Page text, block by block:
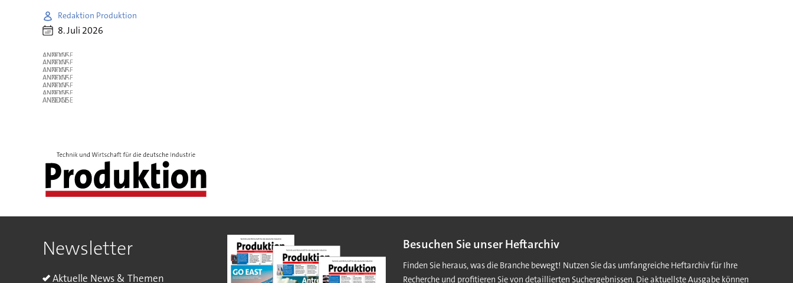
Redaktion Produktion
8. Juli 2026
ANZEIGE
ANZEIGE
ANZEIGE
ANZEIGE
ANZEIGE
ANZEIGE
ANZEIGE
Newsletter
Aktuelle News & Themen
Besuchen Sie unser Heftarchiv
Finden Sie heraus, was die Branche bewegt! Nutzen Sie das umfangreiche Heftarchiv für Ihre
Recherche und profitieren Sie von detaillierten Suchergebnissen. Die aktuellste Ausgabe können